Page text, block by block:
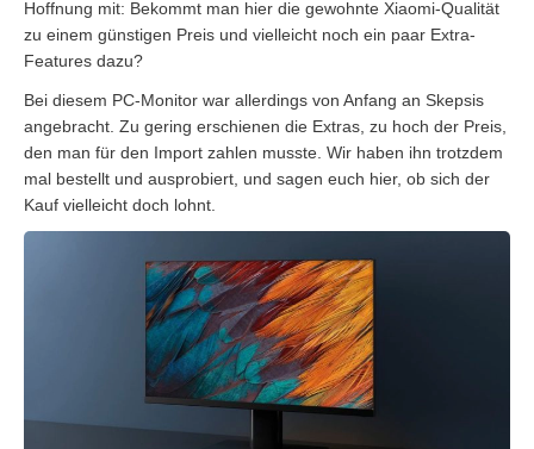
Hoffnung mit: Bekommt man hier die gewohnte Xiaomi-Qualität
zu einem günstigen Preis und vielleicht noch ein paar Extra-
Features dazu?
Bei diesem PC-Monitor war allerdings von Anfang an Skepsis
angebracht. Zu gering erschienen die Extras, zu hoch der Preis,
den man für den Import zahlen musste. Wir haben ihn trotzdem
mal bestellt und ausprobiert, und sagen euch hier, ob sich der
Kauf vielleicht doch lohnt.